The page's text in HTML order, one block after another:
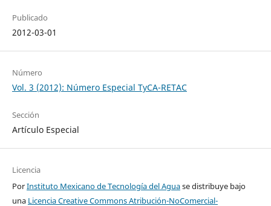
Publicado
2012-03-01
Número
Vol. 3 (2012): Número Especial TyCA-RETAC
Sección
Artículo Especial
Licencia
PorInstituto Mexicano de Tecnología del Aguase distribuye bajo
una Licencia Creative Commons Atribución-NoComercial-